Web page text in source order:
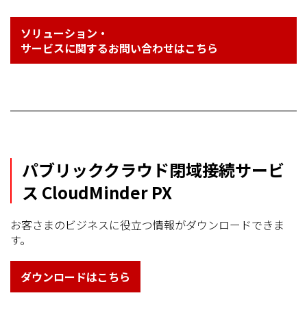
ソリューション・
サービスに関するお問い合わせはこちら
パブリッククラウド閉域接続サービ
ス CloudMinder PX
お客さまのビジネスに役立つ情報がダウンロードできま
す。
ダウンロードはこちら